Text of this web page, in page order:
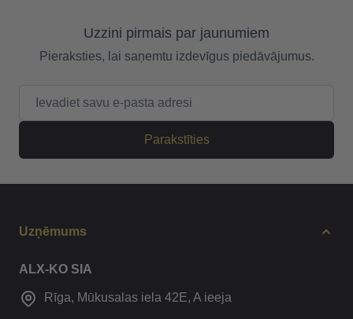
Uzzini pirmais par jaunumiem
Pieraksties, lai saņemtu izdevīgus piedāvājumus.
Parakstīties
Uzņēmums
ALX-KO SIA
Rīga, Mūkusalas iela 42E, A ieeja